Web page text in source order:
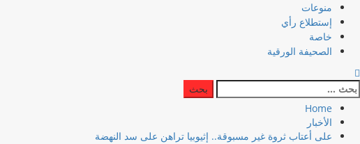
منوعات
إستطلاع رأي
خاصة
الصحيفة الورقية
Home
الأخبار
على أعتاب ثروة غير مسبوقة.. إثيوبيا تراهن على سد النهضة